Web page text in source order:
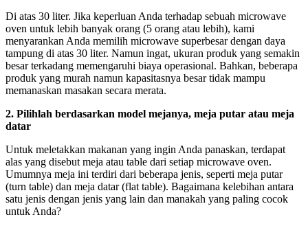
Di atas 30 liter. Jika keperluan Anda terhadap sebuah microwave
oven untuk lebih banyak orang (5 orang atau lebih), kami
menyarankan Anda memilih microwave superbesar dengan daya
tampung di atas 30 liter. Namun ingat, ukuran produk yang semakin
besar terkadang memengaruhi biaya operasional. Bahkan, beberapa
produk yang murah namun kapasitasnya besar tidak mampu
memanaskan masakan secara merata.
2. Pilihlah berdasarkan model mejanya, meja putar atau meja
datar
Untuk meletakkan makanan yang ingin Anda panaskan, terdapat
alas yang disebut meja atau table dari setiap microwave oven.
Umumnya meja ini terdiri dari beberapa jenis, seperti meja putar
(turn table) dan meja datar (flat table). Bagaimana kelebihan antara
satu jenis dengan jenis yang lain dan manakah yang paling cocok
untuk Anda?